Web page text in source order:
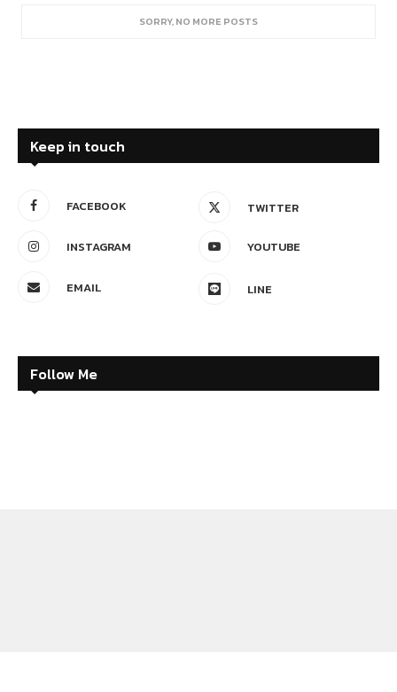
SORRY, NO MORE POSTS
Keep in touch
FACEBOOK TWITTER
INSTAGRAM YOUTUBE
EMAIL LINE
Follow Me